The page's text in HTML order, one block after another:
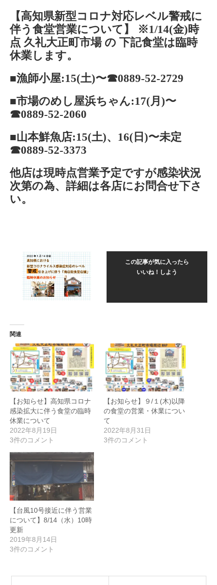
【高知県新型コロナ対応レベル警戒に
伴う食堂営業について】 ※1/14(金)時
点 久礼大正町市場の 下記食堂は臨時
休業します。
■漁師小屋:15(土)〜☎0889-52-2729
■市場のめし屋浜ちゃん:17(月)〜
☎0889-52-2060
■山本鮮魚店:15(土)、16(日)〜未定
☎0889-52-3373
他店は現時点営業予定ですが感染状況
次第の為、詳細は各店にお問合せ下さ
い。
この記事が気に入ったら
いいね！しよう
関連
【お知らせ】高知県コロナ
感染拡大に伴う食堂の臨時
休業について
2022年8月19日
3件のコメント
【お知らせ】９/１(木)以降
の食堂の営業・休業につい
て
2022年8月31日
3件のコメント
【台風10号接近に伴う営業
について】8/14（水）10時
更新
2019年8月14日
3件のコメント